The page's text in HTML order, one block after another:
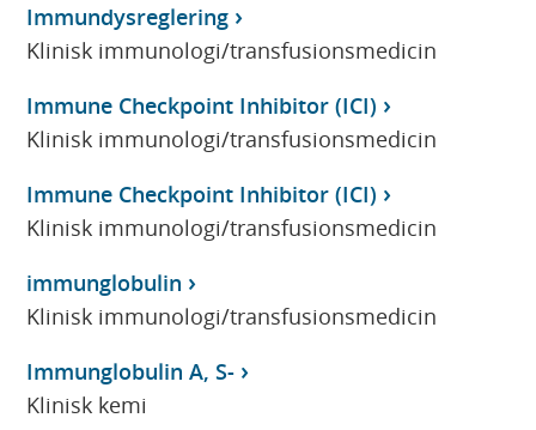
Immundysreglering
Klinisk immunologi/transfusionsmedicin
Immune Checkpoint Inhibitor (ICI)
Klinisk immunologi/transfusionsmedicin
Immune Checkpoint Inhibitor (ICI)
Klinisk immunologi/transfusionsmedicin
immunglobulin
Klinisk immunologi/transfusionsmedicin
Immunglobulin A, S-
Klinisk kemi